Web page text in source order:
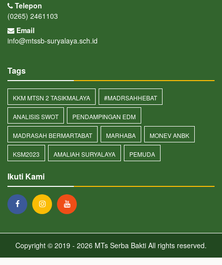
Telepon
(0265) 2461103
Email
info@mtssb-suryalaya.sch.id
Tags
KKM MTSN 2 TASIKMALAYA #MADRSAHHEBAT
ANALISIS SWOT PENDAMPINGAN EDM
MADRASAH BERMARTABAT MARHABA MONEV ANBK
KSM2023 AMALIAH SURYALAYA PEMUDA
Ikuti Kami
Copyright © 2019 - 2026 MTs Serba Bakti All rights reserved.